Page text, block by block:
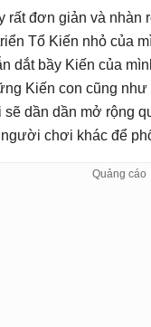
rất đơn giản và nhàn
Tổ Kiến nhỏ của
dắt bầy Kiến của
Kiến con cũng
dần dần mở rộng
chơi khác để